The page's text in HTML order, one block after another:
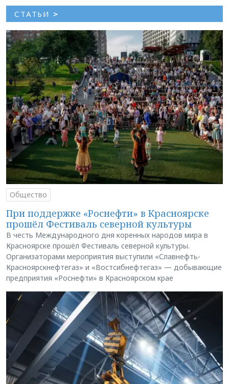
СТАТЬИ >
Общество
При поддержке «Роснефти» в Красноярске
прошёл Фестиваль северной культуры
В честь Международного дня коренных народов мира в
Красноярске прошёл Фестиваль северной культуры.
Организаторами мероприятия выступили «Славнефть-
Красноярскнефтегаз» и «Востсибнефтегаз» — добывающие
предприятия «Роснефти» в Красноярском крае